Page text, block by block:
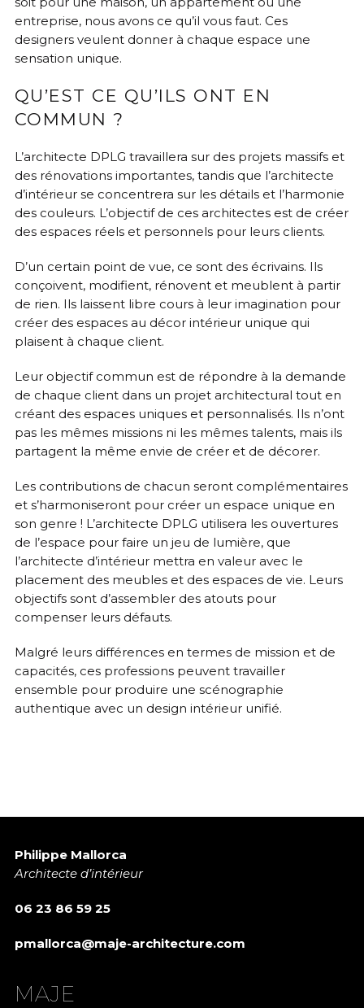
entreprise, nous avons ce qu’il vous faut. Ces
designers veulent donner à chaque espace une
sensation unique.
QU’EST CE QU’ILS ONT EN
COMMUN ?
L’architecte DPLG travaillera sur des projets massifs et
des rénovations importantes, tandis que l’architecte
d’intérieur se concentrera sur les détails et l’harmonie
des couleurs. L’objectif de ces architectes est de créer
des espaces réels et personnels pour leurs clients.
D’un certain point de vue, ce sont des écrivains. Ils
conçoivent, modifient, rénovent et meublent à partir
de rien. Ils laissent libre cours à leur imagination pour
créer des espaces au décor intérieur unique qui
plaisent à chaque client.
Leur objectif commun est de répondre à la demande
de chaque client dans un projet architectural tout en
créant des espaces uniques et personnalisés. Ils n’ont
pas les mêmes missions ni les mêmes talents, mais ils
partagent la même envie de créer et de décorer.
Les contributions de chacun seront complémentaires
et s’harmoniseront pour créer un espace unique en
son genre ! L’architecte DPLG utilisera les ouvertures
de l’espace pour faire un jeu de lumière, que
l’architecte d’intérieur mettra en valeur avec le
placement des meubles et des espaces de vie. Leurs
objectifs sont d’assembler des atouts pour
compenser leurs défauts.
Malgré leurs différences en termes de mission et de
capacités, ces professions peuvent travailler
ensemble pour produire une scénographie
authentique avec un design intérieur unifié.
Philippe Mallorca
Architecte d’intérieur
06 23 86 59 25
pmallorca@maje-architecture.com
MAJE